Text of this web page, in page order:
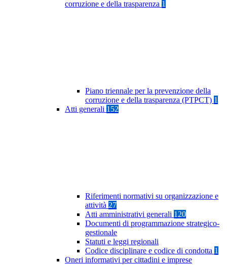
corruzione e della trasparenza 1
Piano triennale per la prevenzione della
corruzione e della trasparenza (PTPCT) 1
Atti generali 152
Riferimenti normativi su organizzazione e
attività 27
Atti amministrativi generali 120
Documenti di programmazione strategico-
gestionale
Statuti e leggi regionali
Codice disciplinare e codice di condotta 1
Oneri informativi per cittadini e imprese